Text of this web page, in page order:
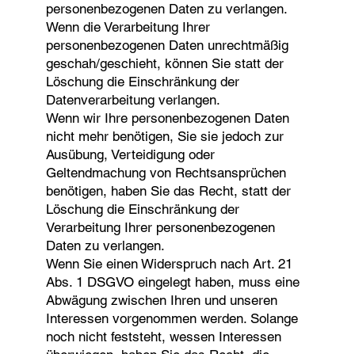
personenbezogenen Daten zu verlangen.
Wenn die Verarbeitung Ihrer
personenbezogenen Daten unrechtmäßig
geschah/geschieht, können Sie statt der
Löschung die Einschränkung der
Datenverarbeitung verlangen.
Wenn wir Ihre personenbezogenen Daten
nicht mehr benötigen, Sie sie jedoch zur
Ausübung, Verteidigung oder
Geltendmachung von Rechtsansprüchen
benötigen, haben Sie das Recht, statt der
Löschung die Einschränkung der
Verarbeitung Ihrer personenbezogenen
Daten zu verlangen.
Wenn Sie einen Widerspruch nach Art. 21
Abs. 1 DSGVO eingelegt haben, muss eine
Abwägung zwischen Ihren und unseren
Interessen vorgenommen werden. Solange
noch nicht feststeht, wessen Interessen